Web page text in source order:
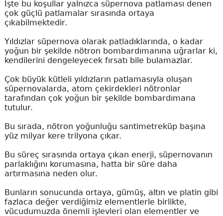
İşte bu koşullar yalnızca süpernova patlaması denen
çok güçlü patlamalar sırasında ortaya
çıkabilmektedir.
Yıldızlar süpernova olarak patladıklarında, o kadar
yoğun bir şekilde nötron bombardımanına uğrarlar ki,
kendilerini dengeleyecek fırsatı bile bulamazlar.
Çok büyük kütleli yıldızların patlamasıyla oluşan
süpernovalarda, atom çekirdekleri nötronlar
tarafından çok yoğun bir şekilde bombardımana
tutulur.
Bu sırada, nötron yoğunluğu santimetreküp başına
yüz milyar kere trilyona çıkar.
Bu süreç sırasında ortaya çıkan enerji, süpernovanın
parlaklığını korumasına, hatta bir süre daha
artırmasına neden olur.
Bunların sonucunda ortaya, gümüş, altın ve platin gibi
fazlaca değer verdiğimiz elementlerle birlikte,
vücudumuzda önemli işlevleri olan elementler ve